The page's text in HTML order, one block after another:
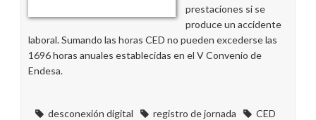
prestaciones si se
produce un accidente
laboral. Sumando las horas CED no pueden excederse las
1696 horas anuales establecidas en el V Convenio de
Endesa.
desconexión digital registro de jornada
CED